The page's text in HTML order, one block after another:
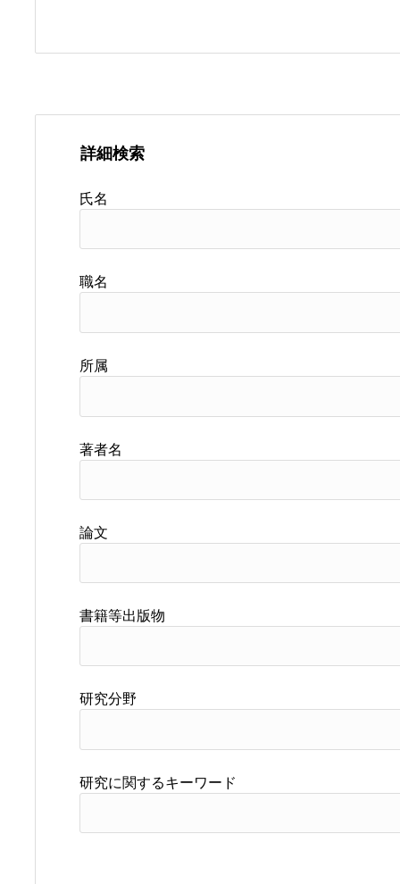
詳細検索
氏名
職名
所属
著者名
論文
書籍等出版物
研究分野
研究に関するキーワード